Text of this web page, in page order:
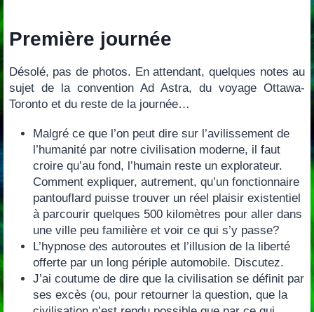
Première journée
Désolé,‭ ‬pas de photos.‭ ‬En attendant,‭ ‬quelques notes au
sujet de la convention Ad Astra,‭ ‬du voyage Ottawa-
Toronto et du reste de la journée…
Malgré ce que l’on peut dire sur l’avilissement de
l’humanité par notre civilisation moderne,‭ ‬il faut
croire qu’au fond,‭ ‬l’humain reste un explorateur.‭
Comment‬ expliquer,‭ ‬autrement,‭ ‬qu’un fonctionnaire
pantouflard puisse trouver un réel plaisir existentiel
à parcourir quelques‭ ‬500‭ ‬kilomètres pour aller dans
une ville peu familière et voir ce qui s’y passe‭?
L’hypnose des autoroutes et l’illusion de la liberté
offerte par un long périple automobile.‭ ‬Discutez.
J’ai coutume de dire que la civilisation se définit par
ses excès‭ (‬ou,‭ ‬pour retourner la question,‭ ‬que la